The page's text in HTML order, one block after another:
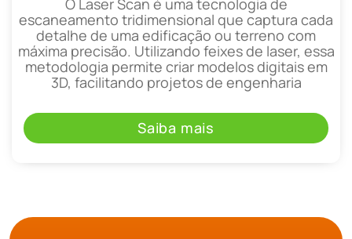
escaneamento tridimensional que captura cada
detalhe de uma edificação ou terreno com
máxima precisão. Utilizando feixes de laser, essa
metodologia permite criar modelos digitais em
3D, facilitando projetos de engenharia
Saiba mais